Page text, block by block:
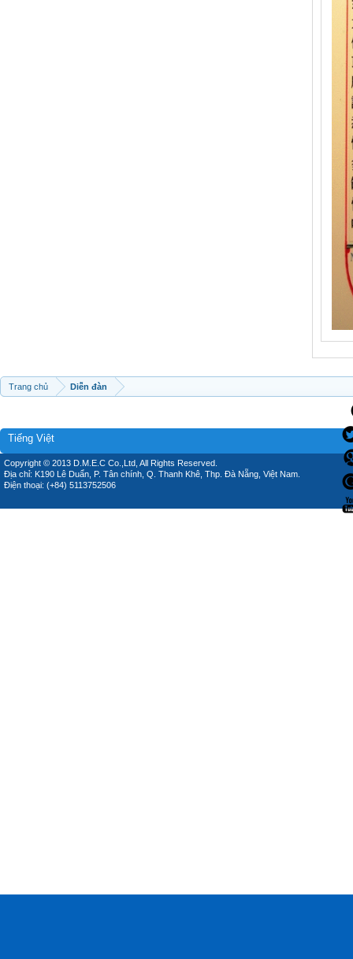
Trang chủ Diễn đàn
Tiếng Việt
Copyright © 2013 D.M.E.C Co.,Ltd, All Rights Reserved.
Địa chỉ: K190 Lê Duẩn, P. Tân chính, Q. Thanh Khê, Thp. Đà Nẵng, Việt Nam.
Điện thoại: (+84) 5113752506